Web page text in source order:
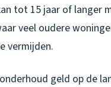
tot 15 jaar of langer
veel oudere
vermijden.
geld op de